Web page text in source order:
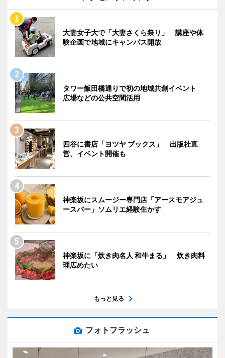
大妻女子大で「大妻さくら祭り」 講座や体
験企画で地域にキャンパス開放
タワー飯田橋通りで初の地域共創イベント
広場などの公共空間活用
四谷に書店「ヨツヤ ブックス」 出版社直
営、イベント開催も
神楽坂にスムージー専門店「アースモアジュ
ースバー」ソムリエ経験生かす
神楽坂に「炊き肉名人 和牛まる」 炊き肉料
理広めたい
もっと見る
フォトフラッシュ